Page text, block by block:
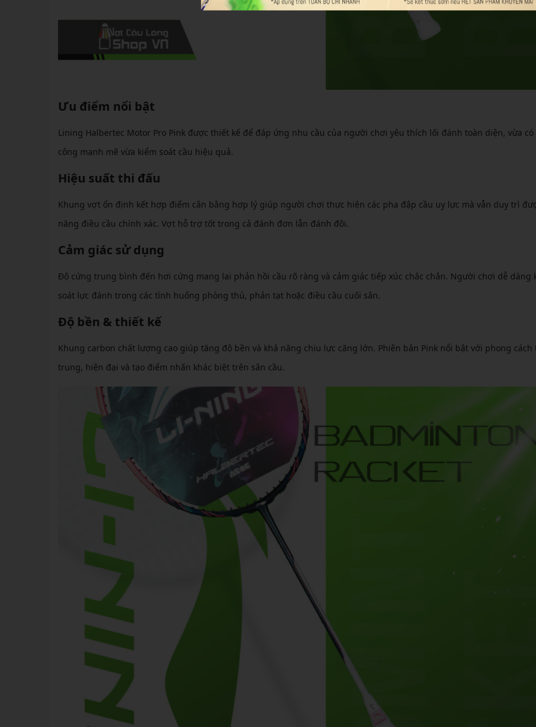
Ưu điểm nổi bật
Lining Halbertec Motor Pro Pink được thiết kế để đáp ứng nhu cầu của người chơi yêu thích lối đánh toàn diện, vừa
công mạnh mẽ vừa kiểm soát cầu hiệu quả.
Hiệu suất thi đấu
Khung vợt ổn định kết hợp điểm cân bằng hợp lý giúp người chơi thực hiện các pha đập cầu uy lực mà vẫn duy trì
năng điều cầu chính xác. Vợt hỗ trợ tốt trong cả đánh đơn lẫn đánh đôi.
Cảm giác sử dụng
Độ cứng trung bình đến hơi cứng mang lại phản hồi cầu rõ ràng và cảm giác tiếp xúc chắc chắn. Người chơi dễ dàng
soát lực đánh trong các tình huống phòng thủ, phản tạt hoặc điều cầu cuối sân.
Độ bền & thiết kế
Khung carbon chất lượng cao giúp tăng độ bền và khả năng chịu lực căng lớn. Phiên bản Pink nổi bật với phong cách
trung, hiện đại và tạo điểm nhấn khác biệt trên sân cầu.